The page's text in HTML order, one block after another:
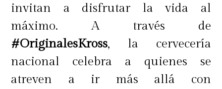
invitan a disfrutar la vida al
máximo. A través de
#OriginalesKross, la cervecería
nacional celebra a quienes se
atreven a ir más allá con